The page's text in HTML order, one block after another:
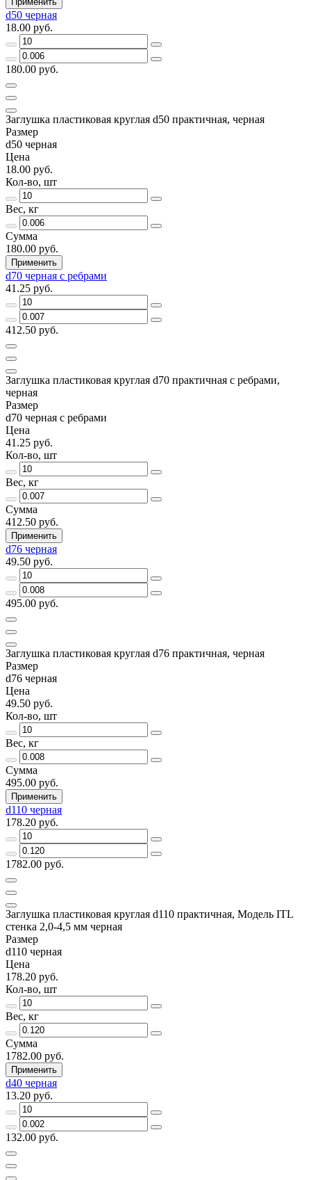
d50 черная
18.00 руб.
180.00 руб.
Заглушка пластиковая круглая d50 практичная, черная
Размер
d50 черная
Цена
18.00 руб.
Кол-во, шт
Вес, кг
Сумма
180.00 руб.
Применить
d70 черная с ребрами
41.25 руб.
412.50 руб.
Заглушка пластиковая круглая d70 практичная с ребрами,
черная
Размер
d70 черная с ребрами
Цена
41.25 руб.
Кол-во, шт
Вес, кг
Сумма
412.50 руб.
Применить
d76 черная
49.50 руб.
495.00 руб.
Заглушка пластиковая круглая d76 практичная, черная
Размер
d76 черная
Цена
49.50 руб.
Кол-во, шт
Вес, кг
Сумма
495.00 руб.
Применить
d110 черная
178.20 руб.
1782.00 руб.
Заглушка пластиковая круглая d110 практичная, Модель ITL
стенка 2,0-4,5 мм черная
Размер
d110 черная
Цена
178.20 руб.
Кол-во, шт
Вес, кг
Сумма
1782.00 руб.
Применить
d40 черная
13.20 руб.
132.00 руб.